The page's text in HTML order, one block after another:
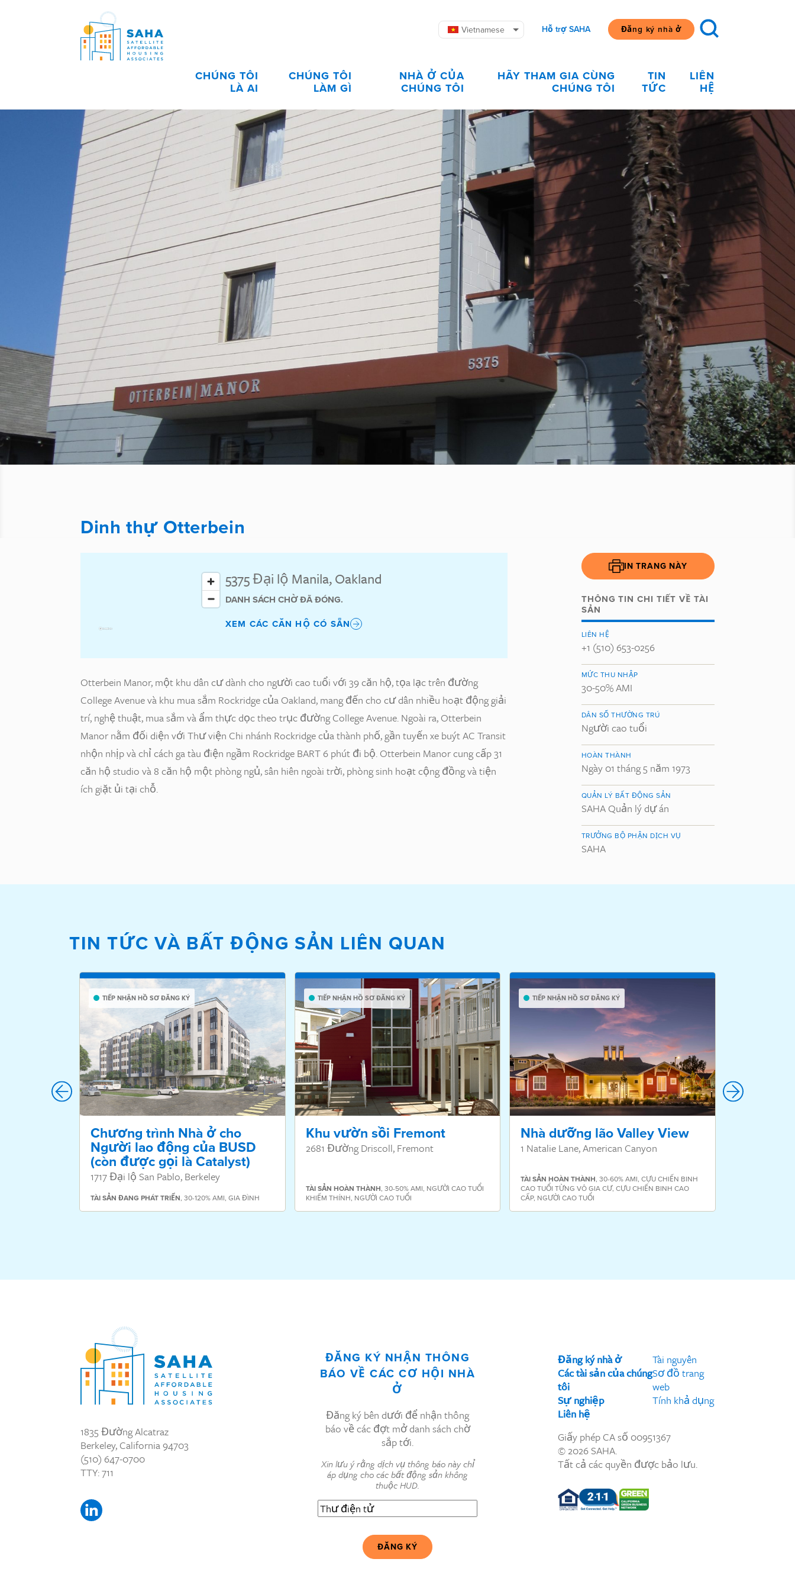
Chuyển đến phần nội dung
Vietnamese Hỗ trợ SAHA Đăng ký nhà ở
CHÚNG TÔI
LÀ AI
CHÚNG TÔI
LÀM GÌ
NHÀ Ở CỦA
CHÚNG TÔI
HÃY THAM GIA CÙNG
CHÚNG TÔI
TIN
TỨC
LIÊN
HỆ
Dinh thự Otterbein
5375 Đại lộ Manila, Oakland
DANH SÁCH CHỜ ĐÃ ĐÓNG.
XEM CÁC CĂN HỘ CÓ SẴN
IN TRANG NÀY
THÔNG TIN CHI TIẾT VỀ TÀI
SẢN
LIÊN HỆ
+1 (510) 653-0256
MỨC THU NHẬP
30-50% AMI
DÂN SỐ THƯỜNG TRÚ
Người cao tuổi
HOÀN THÀNH
Ngày 01 tháng 5 năm 1973
QUẢN LÝ BẤT ĐỘNG SẢN
SAHA Quản lý dự án
TRƯỞNG BỘ PHẬN DỊCH VỤ
SAHA
Otterbein Manor, một khu dân cư dành cho người cao tuổi với 39 căn hộ, tọa lạc trên đường
College Avenue và khu mua sắm Rockridge của Oakland, mang đến cho cư dân nhiều hoạt động giải
trí, nghệ thuật, mua sắm và ẩm thực dọc theo trục đường College Avenue. Ngoài ra, Otterbein
Manor nằm đối diện với Thư viện Chi nhánh Rockridge của thành phố, gần tuyến xe buýt AC Transit
nhộn nhịp và chỉ cách ga tàu điện ngầm Rockridge BART 6 phút đi bộ. Otterbein Manor cung cấp 31
căn hộ studio và 8 căn hộ một phòng ngủ, sân hiên ngoài trời, phòng sinh hoạt cộng đồng và tiện
ích giặt ủi tại chỗ.
TIN TỨC VÀ BẤT ĐỘNG SẢN LIÊN QUAN
TIẾP NHẬN HỒ SƠ ĐĂNG KÝ
Chương trình Nhà ở cho
Người lao động của BUSD
(còn được gọi là Catalyst)
1717 Đại lộ San Pablo, Berkeley
TÀI SẢN ĐANG PHÁT TRIỂN, 30-120% AMI, GIA ĐÌNH
TIẾP NHẬN HỒ SƠ ĐĂNG KÝ
Khu vườn sồi Fremont
2681 Đường Driscoll, Fremont
TÀI SẢN HOÀN THÀNH, 30-50% AMI, NGƯỜI CAO TUỔI
KHIẾM THÍNH, NGƯỜI CAO TUỔI
TIẾP NHẬN HỒ SƠ ĐĂNG KÝ
Nhà dưỡng lão Valley View
1 Natalie Lane, American Canyon
TÀI SẢN HOÀN THÀNH,30-60% AMI,CỰU CHIẾN BINH
CAO TUỔI TỪNG VÔ GIA CƯ,CỰU CHIẾN BINH CAO
CẤP, NGƯỜI CAO TUỔI
1835 Đường Alcatraz
Berkeley, California 94703
(510) 647-0700
TTY: 711
ĐĂNG KÝ NHẬN THÔNG
BÁO VỀ CÁC CƠ HỘI NHÀ
Ở
Đăng ký bên dưới để nhận thông
báo về các đợt mở danh sách chờ
sắp tới.
Xin lưu ý rằng dịch vụ thông báo này chỉ
áp dụng cho các bất động sản không
thuộc HUD.
Thư
điện
Đăng ký nhà ở
Các tài sản của chúng
tôi
Sự nghiệp
Liên hệ
Tài nguyên
Sơ đồ trang
web
Tính khả dụng
Giấy phép CA số 00951367
© 2026 SAHA.
Tất cả các quyền được bảo lưu.